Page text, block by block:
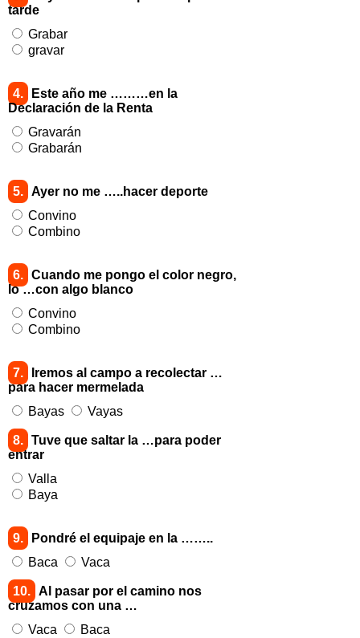
tarde
Grabar
gravar
4.
Este año me ………en la
Declaración de la Renta
Gravarán
Grabarán
5. Ayer no me …..hacer deporte
Convino
Combino
6. Cuando me pongo el color negro,
lo …con algo blanco
Convino
Combino
7.
Iremos al campo a recolectar …
para hacer mermelada
Bayas
Vayas
8. Tuve que saltar la …para poder
entrar
Valla
Baya
9.
Pondré el equipaje en la ……..
Baca
Vaca
10. Al pasar por el camino nos
cruzamos con una …
Vaca
Baca